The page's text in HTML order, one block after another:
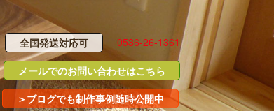
0536-26-1361
全国発送対応可
メールでのお問い合わせはこちら
＞ブログでも制作事例随時公開中